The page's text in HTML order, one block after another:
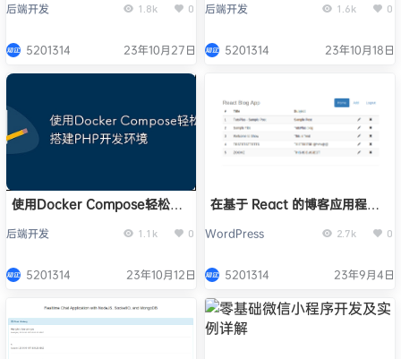
后端开发 1.8k 0
5201314 23年10月27日
后端开发 1.6k 0
5201314 23年10月18日
使用Docker Compose轻松搭
后端开发 1.1k 0
5201314 23年10月12日
在基于 React 的博客应用程序
WordPress 2.7k 0
5201314 23年9月4日